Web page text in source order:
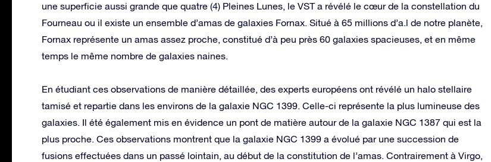
une superficie aussi grande que quatre (4) Pleines Lunes, le VST a révélé le cœur de la constellation du
Fourneau ou il existe un ensemble d’amas de galaxies Fornax. Situé à 65 millions d’a.l de notre planète,
Fornax représente un amas assez proche, constitué d’à peu près 60 galaxies spacieuses, et en même
temps le même nombre de galaxies naines.
En étudiant ces observations de manière détaillée, des experts européens ont révélé un halo stellaire
tamisé et repartie dans les environs de la galaxie NGC 1399. Celle-ci représente la plus lumineuse des
galaxies. Il été également mis en évidence un pont de matière autour de la galaxie NGC 1387 qui est la
plus proche. Ces observations montrent que la galaxie NGC 1399 a évolué par une succession de
fusions effectuées dans un passé lointain, au début de la constitution de l’amas. Contrairement à Virgo,